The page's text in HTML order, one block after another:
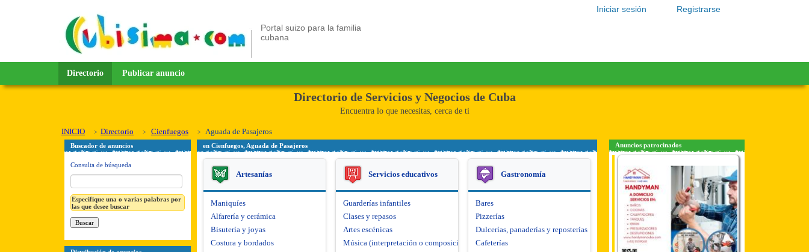
Registrarse
Iniciar sesión
Portal suizo para la familia
cubana
Directorio Publicar anuncio
Directorio de Servicios y Negocios de Cuba
Encuentra lo que necesitas, cerca de ti
INICIO Directorio Cienfuegos Aguada de Pasajeros
Buscador de anuncios
Consulta de búsqueda
Especifique una o varias palabras por
las que desee buscar
en Cienfuegos, Aguada de Pasajeros
Artesanías
Maniquíes
Alfarería y cerámica
Bisutería y joyas
Costura y bordados
Servicios educativos
Guarderías infantiles
Clases y repasos
Artes escénicas
Música (interpretación o composición)
Gastronomía
Bares
Pizzerías
Dulcerías, panaderías y reposterías
Cafeterías
Anuncios patrocinados